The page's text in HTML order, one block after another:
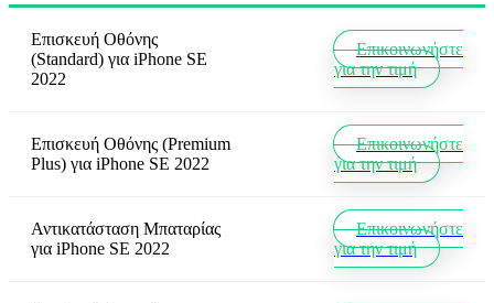
Επισκευή Οθόνης
(Standard) για iPhone SE
2022
Επικοινωνήστε
για την τιμή
Επισκευή Οθόνης (Premium
Plus) για iPhone SE 2022
Επικοινωνήστε
για την τιμή
Αντικατάσταση Μπαταρίας
για iPhone SE 2022
Επικοινωνήστε
για την τιμή